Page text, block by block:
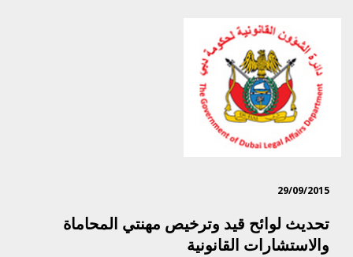
29/09/2015
تحديث لوائح قيد وترخيص مهنتي المحاماة
والاستشارات القانونية